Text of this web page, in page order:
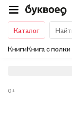
Каталог
КнигиКнига с полки
0+